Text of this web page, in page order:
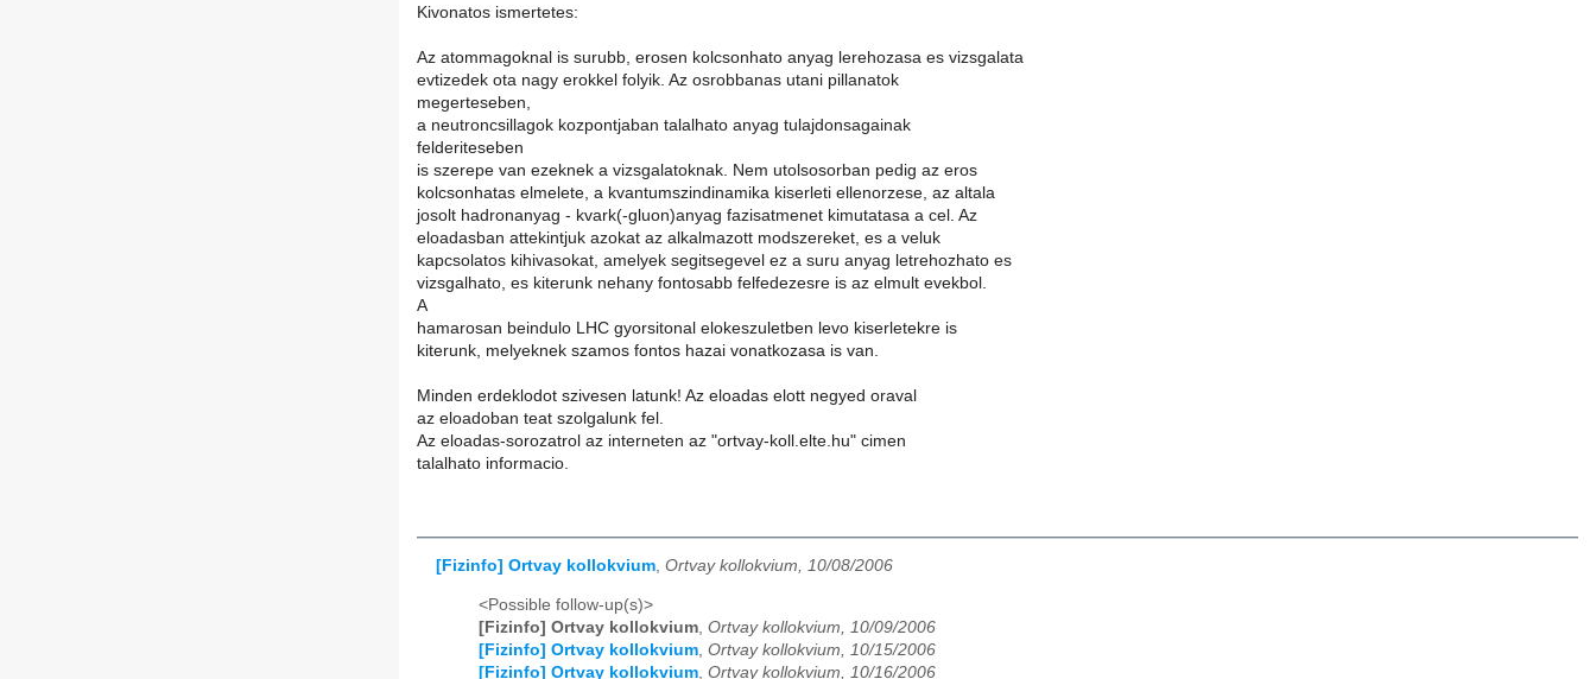
Kivonatos ismertetes:
Az atommagoknal is surubb, erosen kolcsonhato anyag lerehozasa es vizsgalata
evtizedek ota nagy erokkel folyik. Az osrobbanas utani pillanatok
megerteseben,
a neutroncsillagok kozpontjaban talalhato anyag tulajdonsagainak
felderiteseben
is szerepe van ezeknek a vizsgalatoknak. Nem utolsosorban pedig az eros
kolcsonhatas elmelete, a kvantumszindinamika kiserleti ellenorzese, az altala
josolt hadronanyag - kvark(-gluon)anyag fazisatmenet kimutatasa a cel. Az
eloadasban attekintjuk azokat az alkalmazott modszereket, es a veluk
kapcsolatos kihivasokat, amelyek segitsegevel ez a suru anyag letrehozhato es
vizsgalhato, es kiterunk nehany fontosabb felfedezesre is az elmult evekbol.
A
hamarosan beindulo LHC gyorsitonal elokeszuletben levo kiserletekre is
kiterunk, melyeknek szamos fontos hazai vonatkozasa is van.
Minden erdeklodot szivesen latunk! Az eloadas elott negyed oraval
az eloadoban teat szolgalunk fel.
Az eloadas-sorozatrol az interneten az "ortvay-koll.elte.hu" cimen
talalhato informacio.
[Fizinfo] Ortvay kollokvium, Ortvay kollokvium, 10/08/2006
<Possible follow-up(s)>
[Fizinfo] Ortvay kollokvium Ortvay kollokvium, 10/09/2006
[Fizinfo] Ortvay kollokvium Ortvay kollokvium, 10/15/2006
[Fizinfo] Ortvay kollokvium Ortvay kollokvium, 10/16/2006